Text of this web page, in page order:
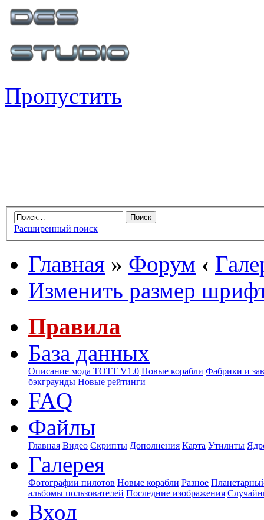
Пропустить
Расширенный поиск
Главная » Форум ‹
Изменить размер
Правила
База данных
Описание мода ТОТТ V1.0 Новые корабли Фабрики и
бэкграунды Новые рейтинги
FAQ
Файлы
Главная Видео Скрипты Дополнения Карта Утилиты
Галерея
Фотографии пилотов Новые корабли Разное
альбомы пользователей Последние изображения
Вход